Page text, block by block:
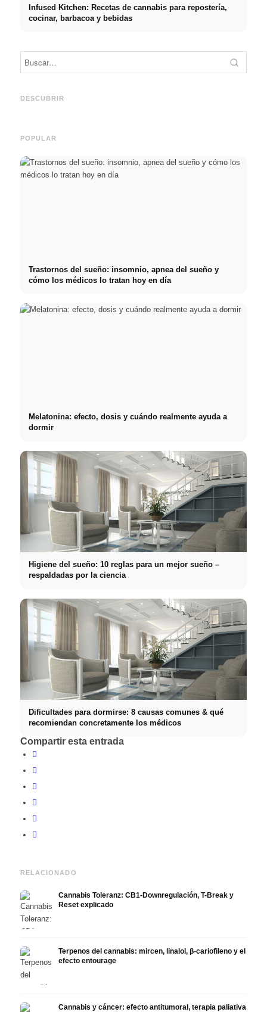
Infused Kitchen: Recetas de cannabis para repostería,
cocinar, barbacoa y bebidas
DESCUBRIR
Mehr Verkäufe durch gezieltes
POPULAR
Trastornos del sueño: insomnio, apnea del sueño y
cómo los médicos lo tratan hoy en día
Melatonina: efecto, dosis y cuándo realmente ayuda a
dormir
Higiene del sueño: 10 reglas para un mejor sueño –
respaldadas por la ciencia
Dificultades para dormirse: 8 causas comunes & qué
recomiendan concretamente los médicos
Compartir esta entrada
RELACIONADO
Cannabis Toleranz: CB1-Downregulación, T-Break y
Reset explicado
Terpenos del cannabis: mircen, linalol, β-cariofileno y el
efecto entourage
Cannabis y cáncer: efecto antitumoral, terapia paliativa